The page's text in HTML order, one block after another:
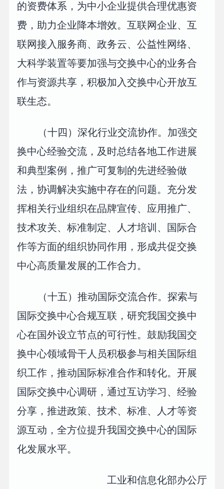
的资费体系，为中小企业提供合理优惠资
费，助力企业降本增效。互联网企业、互
联网接入服务商、政务云、公益性网络、
大科学装置等要加强与交换中心的业务合
作与资源共享，积极加入交换中心开放互
联生态。
（十四）深化行业交流协作。加强交
换中心经验交流，及时总结各地工作进展
和典型案例，推广可复制的先进经验做
法，协调解决实施中存在的问题。充分发
挥相关行业组织在品牌宣传、应用推广、
技术攻关、标准制定、人才培训、国际合
作等方面的组织协同作用，形成共促交换
中心高质量发展的工作合力。
（十五）推动国际交流合作。探索与
国际交换中心合规互联，研究我国交换中
心在国外设立节点的可行性。鼓励我国交
换中心领域骨干人员积极参与相关国际组
织工作，推动国际标准合作和转化。开展
国际交换中心调研，通过互访学习、经验
分享，推进政策、技术、标准、人才等资
源互动，全方位提升我国交换中心的国际
化发展水平。
工业和信息化部办公厅